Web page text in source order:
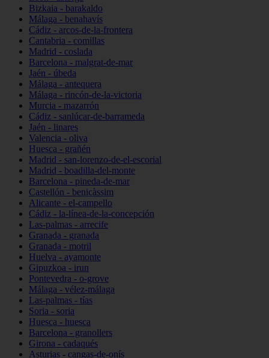
Bizkaia - barakaldo
Málaga - benahavís
Cádiz - arcos-de-la-frontera
Cantabria - comillas
Madrid - coslada
Barcelona - malgrat-de-mar
Jaén - úbeda
Málaga - antequera
Málaga - rincón-de-la-victoria
Murcia - mazarrón
Cádiz - sanlúcar-de-barrameda
Jaén - linares
Valencia - oliva
Huesca - grañén
Madrid - san-lorenzo-de-el-escorial
Madrid - boadilla-del-monte
Barcelona - pineda-de-mar
Castellón - benicàssim
Alicante - el-campello
Cádiz - la-línea-de-la-concepción
Las-palmas - arrecife
Granada - granada
Granada - motril
Huelva - ayamonte
Gipuzkoa - irun
Pontevedra - o-grove
Málaga - vélez-málaga
Las-palmas - tías
Soria - soria
Huesca - huesca
Barcelona - granollers
Girona - cadaqués
Asturias - cangas-de-onís